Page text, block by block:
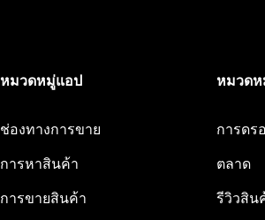
หมวดหมู่แอป
ช่องทางการขาย
การหาสินค้า
การขายสินค้า
หมวด
การดร
ตลาด
รีวิวสิน